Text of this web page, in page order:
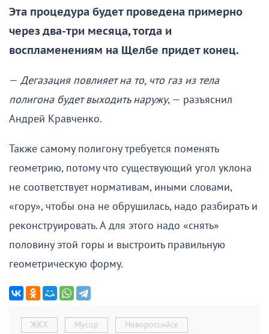
Эта процедура будет проведена примерно
через два-три месяца, тогда и
воспламенениям на Щелбе придет конец.
— Дегазация повлияет на то, что газ из тела
полигона будет выходить наружу, — разъяснил
Андрей Кравченко.
Также самому полигону требуется поменять
геометрию, потому что существующий угол уклона
не соответствует нормативам, иными словами,
«гору», чтобы она не обрушилась, надо разбирать и
реконструировать. А для этого надо «снять»
половину этой горы и выстроить правильную
геометрическую форму.
ЖКХ Мусор Новороссийск